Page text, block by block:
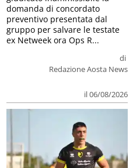
di
Redazione Aosta News
il 06/08/2026
domanda di concordato
preventivo presentata dal
gruppo per salvare le testate
ex Netweek ora Ops R...